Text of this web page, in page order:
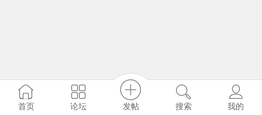
首页 论坛 发帖 搜索 我的